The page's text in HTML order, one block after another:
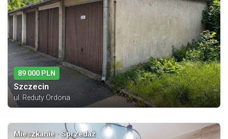
89 000 PLN
Szczecin
ul. Reduty Ordona
Mieszkanie · Sprzedaż